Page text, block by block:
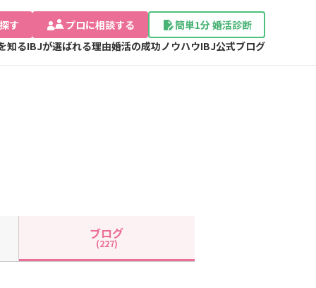
す プロに相談する
簡単1分 婚活診断
知るIBJが選ばれる理由婚活の成功ノウハウIBJ公式ブログ
ブログ
(227)